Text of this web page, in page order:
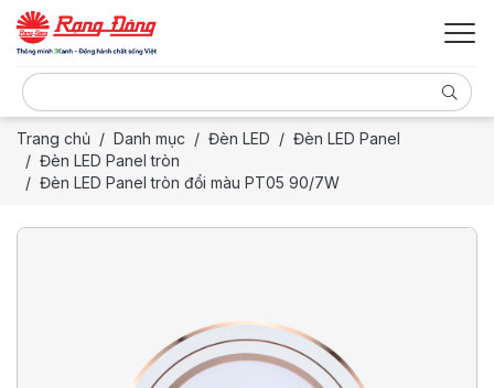
Trang chủ Danh mục Đèn LED
Đèn LED Panel
Đèn LED Panel tròn
Đèn LED Panel tròn đổi màu PT05 90/7W